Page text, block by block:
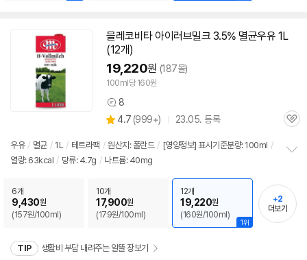
믈레코비타 아이러브밀크 3.5% 멸균우유 1L
(12개)
19,220원 (187몰)
100ml당 160원
상
품
견
8
별
점
4.7 (상
리
뷰
999+) 23.05. 등록
관
우유 / 멸균 / 1L / 테트라팩 / 원산지: 폴란드 / [영양정보] 표시기준분량: 100ml /
열량: 63kcal / 당류: 4.7g / 나트륨: 40mg
치
기
6개
9,430원
(157원/100ml)
10개
17,900원
(179원/100ml)
1위
12개
19,220원
(160원/100ml)
+2
더보기
TIP 생활비 부담 내려주는 알뜰 장보기